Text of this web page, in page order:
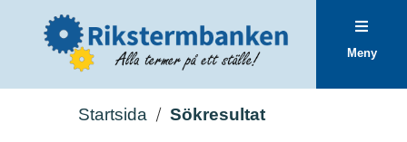
Meny
Startsida Sökresultat